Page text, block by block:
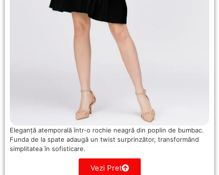
Eleganță atemporală într-o rochie neagră din poplin de bumbac.
Funda de la spate adaugă un twist surprinzător, transformând
simplitatea în sofisticare.
Vezi Pret